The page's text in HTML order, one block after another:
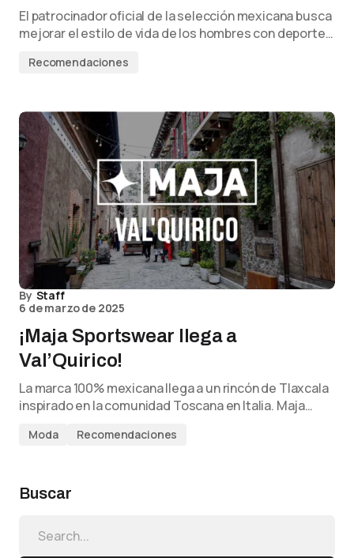
El patrocinador oficial de la selección mexicana busca
mejorar el estilo de vida de los hombres con deporte…
Recomendaciones
By Staff
6 de marzo de 2025
¡Maja Sportswear llega a
Val’Quirico!
La marca 100% mexicana llega a un rincón de Tlaxcala
inspirado en la comunidad Toscana en Italia. Maja…
Moda Recomendaciones
Buscar